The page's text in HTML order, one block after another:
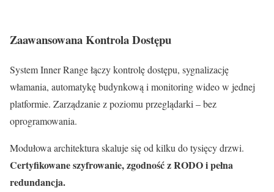
Zaawansowana Kontrola Dostępu
System Inner Range łączy kontrolę dostępu, sygnalizację
włamania, automatykę budynkową i monitoring wideo w jednej
platformie. Zarządzanie z poziomu przeglądarki – bez
oprogramowania.
Modułowa architektura skaluje się od kilku do tysięcy drzwi.
Certyfikowane szyfrowanie, zgodność z RODO i pełna
redundancja.